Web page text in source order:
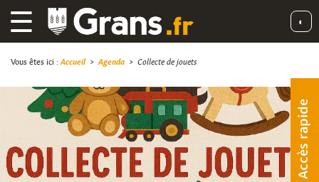
☰ ◐
Accès rapide
Vous êtes ici : Accueil> Agenda > Collecte de jouets